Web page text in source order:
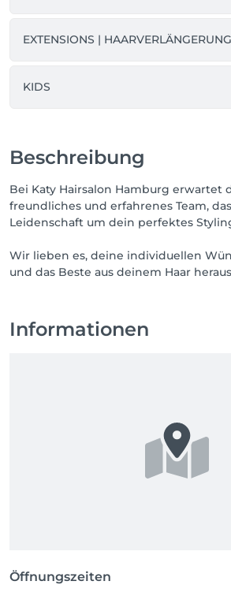
EXTENSIONS |
KIDS
Beschreibung
Bei Katy Hairsalon Hamburg erwartet
freundliches und erfahrenes Team,
Leidenschaft um dein perfektes
Wir lieben es, deine individuellen
und das Beste aus deinem Haar
Informationen
Öffnungszeiten